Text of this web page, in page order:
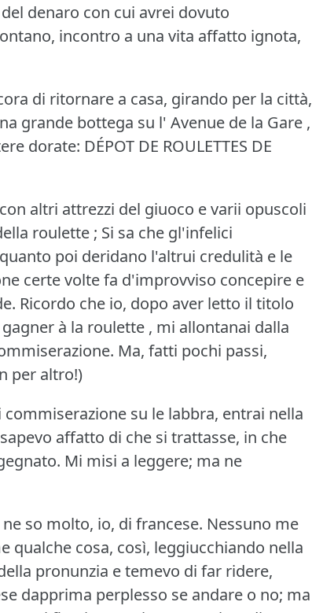
denaro con cui avrei dovuto
incontro a una vita affatto ignota,
di ritornare a casa, girando per la città,
grande bottega su l' Avenue de la Gare ,
dorate: DÉPOT DE ROULETTES DE
altri attrezzi del giuoco e varii opuscoli
roulette ; Si sa che gl'infelici
poi deridano l'altrui credulità e le
certe volte fa d'improvviso concepire e
Ricordo che io, dopo aver letto il titolo
à la roulette , mi allontanai dalla
Ma, fatti pochi passi,
per altro!)
su le labbra, entrai nella
affatto di che si trattasse, in che
Mi misi a leggere; ma ne
so molto, io, di francese. Nessuno me
qualche cosa, così, leggiucchiando nella
pronunzia e temevo di far ridere,
dapprima perplesso se andare o no; ma